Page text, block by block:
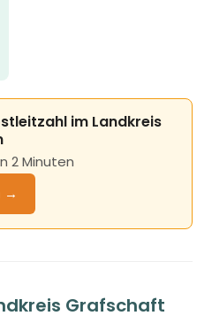
im Landkreis
2 Minuten
→
Grafschaft